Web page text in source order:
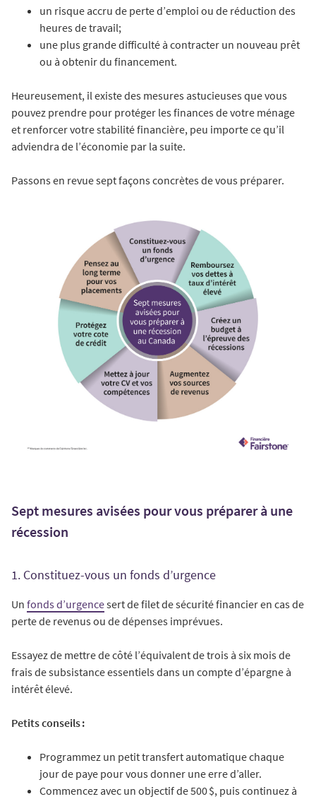
un risque accru de perte d’emploi ou de réduction des
heures de travail;
une plus grande difficulté à contracter un nouveau prêt
ou à obtenir du financement.
Heureusement, il existe des mesures astucieuses que vous
pouvez prendre pour protéger les finances de votre ménage
et renforcer votre stabilité financière, peu importe ce qu’il
adviendra de l’économie par la suite.
Passons en revue sept façons concrètes de vous préparer.
Sept mesures avisées pour vous préparer à une
récession
1. Constituez-vous un fonds d’urgence
Un fonds d’urgencesert de filet de sécurité financier en cas de
perte de revenus ou de dépenses imprévues.
Essayez de mettre de côté l’équivalent de trois à six mois de
frais de subsistance essentiels dans un compte d’épargne à
intérêt élevé.
Petits conseils :
Programmez un petit transfert automatique chaque
jour de paye pour vous donner une erre d’aller.
Commencez avec un objectif de 500 $, puis continuez à